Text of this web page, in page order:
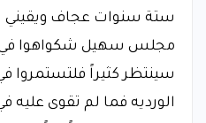
ستة سنوات عجاف ويقيني
مجلس سهيل شكواهوا في
سينتظر كثيراً فلتستمروا
الورديه فما لم تقوى